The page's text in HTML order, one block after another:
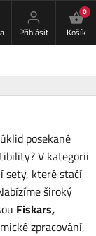
Přihlásit
0
Košík
posekané
V kategorii
sety, které stačí
široký
Fiskars,
zpracování,